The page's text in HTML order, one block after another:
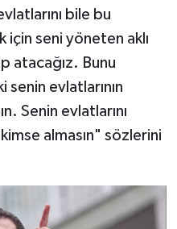
bile bu
seni yöneten aklı
atacağız. Bunu
senin evlatlarının
Senin evlatlarını
almasın" sözlerini